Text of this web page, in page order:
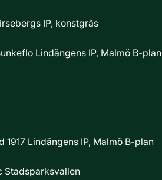
IP, konstgräs
Lindängens IP, Malmö B-plan
1917 Lindängens IP, Malmö B-plan
Stadsparksvallen